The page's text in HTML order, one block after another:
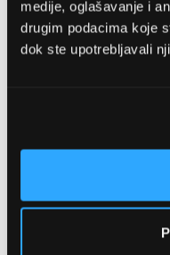
medije, oglašavanje i
drugim podacima koje
dok ste upotrebljavali
LAMAX eBuggy